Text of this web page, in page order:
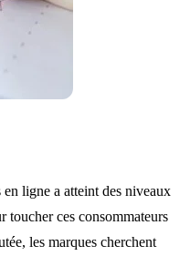
en ligne a atteint des niveaux
toucher ces consommateurs
les marques cherchent